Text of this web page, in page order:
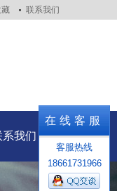
藏 联系我们
系我们
在线客服
客服热线
18661731966